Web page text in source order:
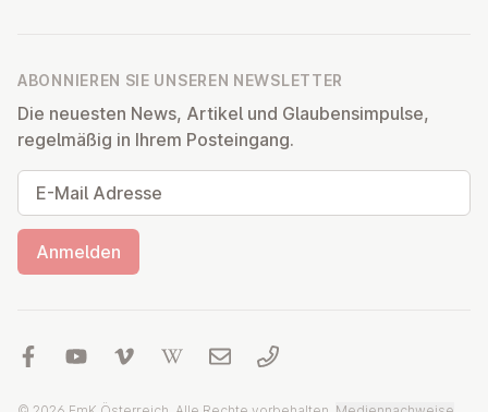
ABONNIEREN SIE UNSEREN NEWSLETTER
Die neuesten News, Artikel und Glaubensimpulse,
regelmäßig in Ihrem Posteingang.
E-Mail Adresse
Anmelden